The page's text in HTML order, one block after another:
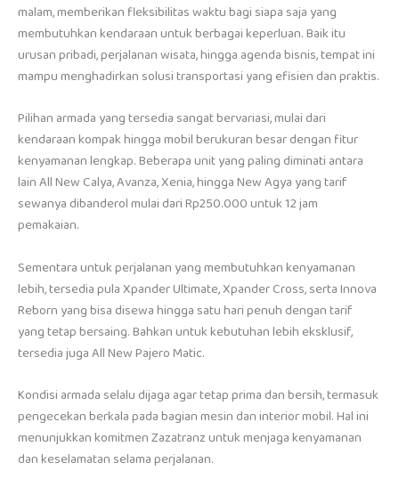
malam, memberikan fleksibilitas waktu bagi siapa saja yang
membutuhkan kendaraan untuk berbagai keperluan. Baik itu
urusan pribadi, perjalanan wisata, hingga agenda bisnis, tempat ini
mampu menghadirkan solusi transportasi yang efisien dan praktis.
Pilihan armada yang tersedia sangat bervariasi, mulai dari
kendaraan kompak hingga mobil berukuran besar dengan fitur
kenyamanan lengkap. Beberapa unit yang paling diminati antara
lain All New Calya, Avanza, Xenia, hingga New Agya yang tarif
sewanya dibanderol mulai dari Rp250.000 untuk 12 jam
pemakaian.
Sementara untuk perjalanan yang membutuhkan kenyamanan
lebih, tersedia pula Xpander Ultimate, Xpander Cross, serta Innova
Reborn yang bisa disewa hingga satu hari penuh dengan tarif
yang tetap bersaing. Bahkan untuk kebutuhan lebih eksklusif,
tersedia juga All New Pajero Matic.
Kondisi armada selalu dijaga agar tetap prima dan bersih, termasuk
pengecekan berkala pada bagian mesin dan interior mobil. Hal ini
menunjukkan komitmen Zazatranz untuk menjaga kenyamanan
dan keselamatan selama perjalanan.